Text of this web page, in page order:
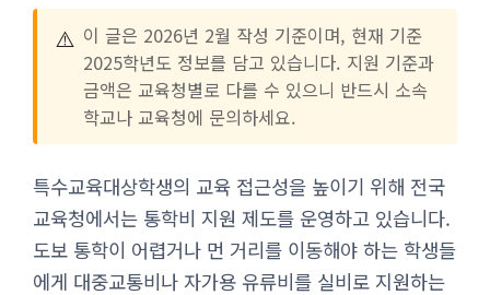
⚠️ 이 글은 2026년 2월 작성 기준이며, 현재 기준
2025학년도 정보를 담고 있습니다. 지원 기준과
금액은 교육청별로 다를 수 있으니 반드시 소속
학교나 교육청에 문의하세요.
특수교육대상학생의 교육 접근성을 높이기 위해 전국
교육청에서는 통학비 지원 제도를 운영하고 있습니다.
도보 통학이 어렵거나 먼 거리를 이동해야 하는 학생들
에게 대중교통비나 자가용 유류비를 실비로 지원하는